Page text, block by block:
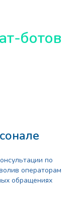
ботов
по
операторам
обращениях